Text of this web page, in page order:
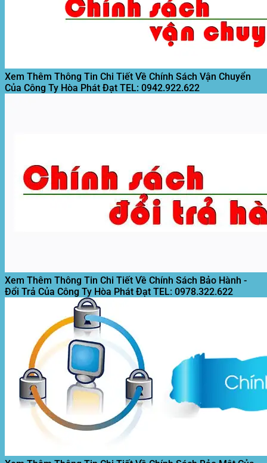
Xem Thêm Thông Tin Chi Tiết Về Chính Sách Vận Chuyển
Của Công Ty Hòa Phát Đạt TEL: 0942.922.622
Xem Thêm Thông Tin Chi Tiết Về Chính Sách Bảo Hành -
Đổi Trả Của Công Ty Hòa Phát Đạt TEL: 0978.322.622